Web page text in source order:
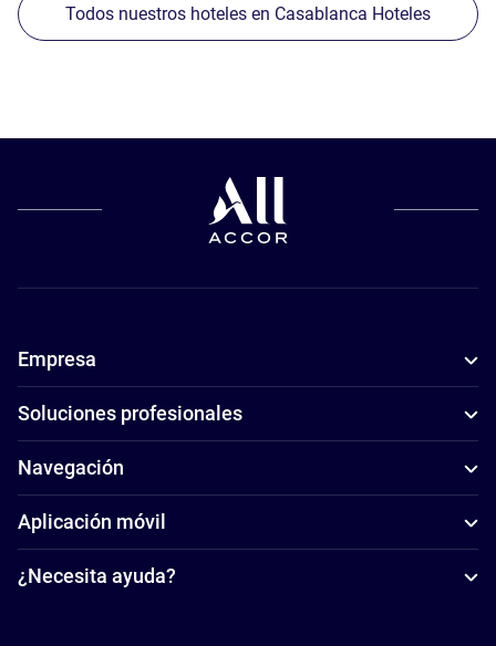
Todos nuestros hoteles en Casablanca Hoteles
Empresa
Soluciones profesionales
Navegación
Aplicación móvil
¿Necesita ayuda?